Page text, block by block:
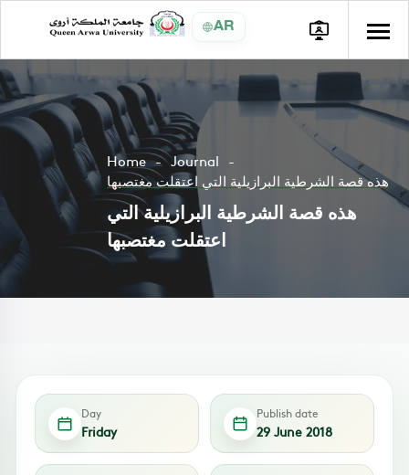
AR
Home
Journal
هذه قصة الشرطية البرازيلية التي اعتقلت مغتصبها
هذه قصة الشرطية البرازيلية التي
اعتقلت مغتصبها
Day
Friday
Publish date
29 June 2018